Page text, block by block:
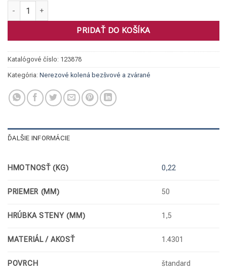
množstvo Koleno zvárané, 1.4301/304L 050 x 1,5
PRIDAŤ DO KOŠÍKA
Katalógové číslo: 123878
Kategória: Nerezové kolená bezšvové a zvárané
ĎALŠIE INFORMÁCIE
HMOTNOSŤ (KG) 0,22
PRIEMER (MM) 50
HRÚBKA STENY (MM) 1,5
MATERIÁL / AKOSŤ 1.4301
POVRCH štandard